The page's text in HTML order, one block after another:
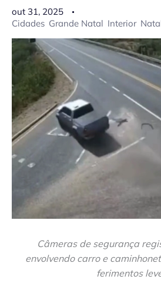
out 31, 2025
Cidades Grande Natal Interior
Câmeras de segurança
envolvendo carro e
ferimentos